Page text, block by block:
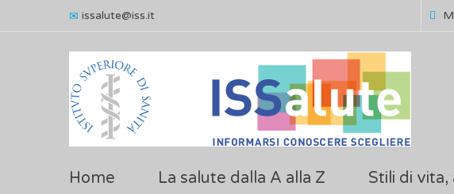
issalute@iss.it
Home La salute dalla A alla Z Stili di